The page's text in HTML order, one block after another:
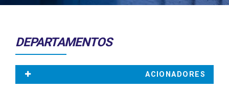
DEPARTAMENTOS
ACIONADORES